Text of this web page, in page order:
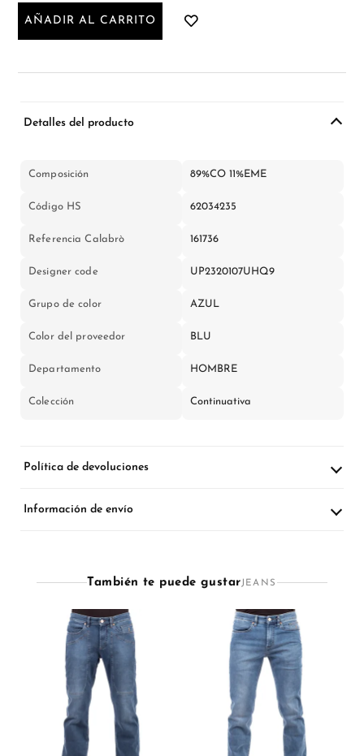
AÑADIR AL CARRITO
Detalles del producto
Composición 89%CO 11%EME
Código HS 62034235
Referencia Calabrò 161736
Designer code UP2320107UHQ9
Grupo de color AZUL
Color del proveedor BLU
Departamento HOMBRE
Colección Continuativa
Política de devoluciones
Información de envío
También te puede gustarJEANS